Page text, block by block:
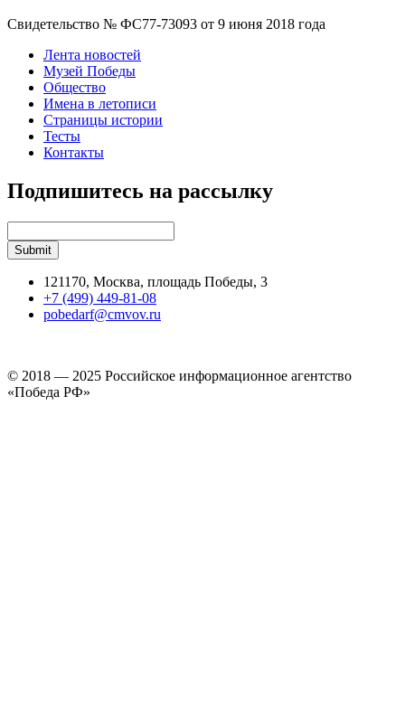
Свидетельство № ФС77-73093 от 9 июня 2018 года
Лента новостей
Музей Победы
Общество
Имена в летописи
Страницы истории
Тесты
Контакты
Подпишитесь на рассылку
121170, Москва, площадь Победы, 3
+7 (499) 449-81-08
pobedarf@cmvov.ru
© 2018 — 2025 Российское информационное агентство
«Победа РФ»